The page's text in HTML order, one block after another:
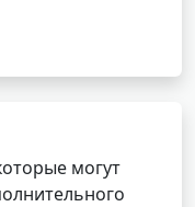
могут